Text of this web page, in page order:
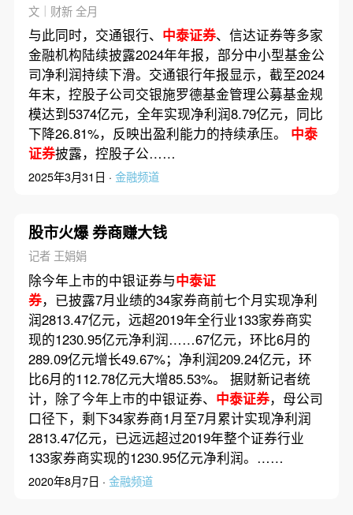
文｜财新 全月
与此同时，交通银行、 中泰证券、信达证券等多家
金融机构陆续披露2024年年报，部分中小型基金公
司净利润持续下滑。交通银行年报显示，截至2024
年末，控股子公司交银施罗德基金管理公募基金规
模达到5374亿元，全年实现净利润8.79亿元，同比
下降26.81%，反映出盈利能力的持续承压。 中泰
证券披露，控股子公……
2025年3月31日 · 金融频道
股市火爆 券商赚大钱
记者 王娟娟
除今年上市的中银证券与中泰证
券，已披露7月业绩的34家券商前七个月实现净利
润2813.47亿元，远超2019年全行业133家券商实
现的1230.95亿元净利润……67亿元，环比6月的
289.09亿元增长49.67%；净利润209.24亿元，环
比6月的112.78亿元大增85.53%。 据财新记者统
计，除了今年上市的中银证券、 中泰证券，母公司
口径下，剩下34家券商1月至7月累计实现净利润
2813.47亿元，已远远超过2019年整个证券行业
133家券商实现的1230.95亿元净利润。……
2020年8月7日 · 金融频道